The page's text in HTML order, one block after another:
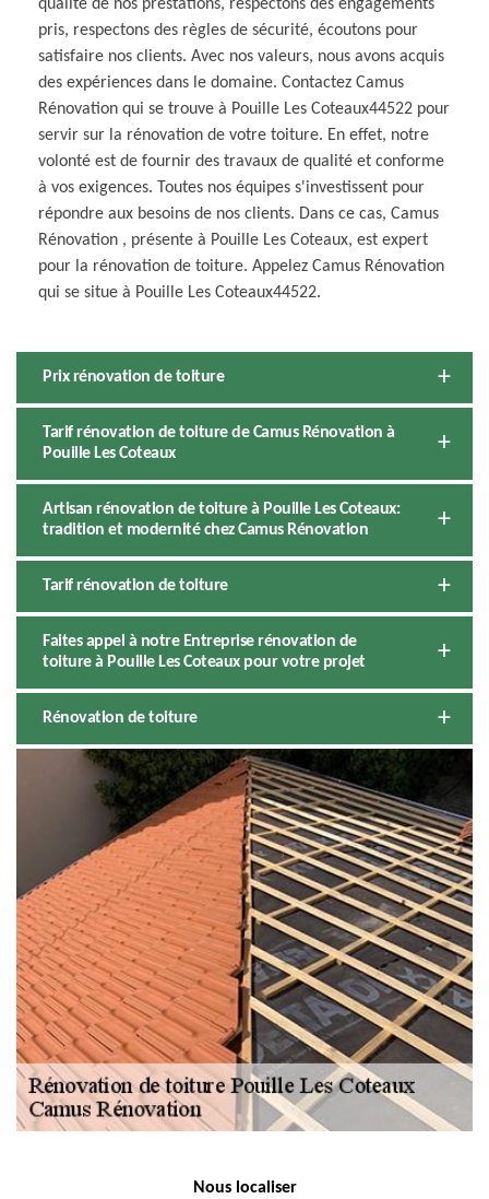
qualité de nos prestations, respectons des engagements
pris, respectons des règles de sécurité, écoutons pour
satisfaire nos clients. Avec nos valeurs, nous avons acquis
des expériences dans le domaine. Contactez Camus
Rénovation qui se trouve à Pouille Les Coteaux44522 pour
servir sur la rénovation de votre toiture. En effet, notre
volonté est de fournir des travaux de qualité et conforme
à vos exigences. Toutes nos équipes s'investissent pour
répondre aux besoins de nos clients. Dans ce cas, Camus
Rénovation , présente à Pouille Les Coteaux, est expert
pour la rénovation de toiture. Appelez Camus Rénovation
qui se situe à Pouille Les Coteaux44522.
Prix rénovation de toiture
Tarif rénovation de toiture de Camus Rénovation à
Pouille Les Coteaux
Artisan rénovation de toiture à Pouille Les Coteaux:
tradition et modernité chez Camus Rénovation
Tarif rénovation de toiture
Faites appel à notre Entreprise rénovation de
toiture à Pouille Les Coteaux pour votre projet
Rénovation de toiture
Nous localiser